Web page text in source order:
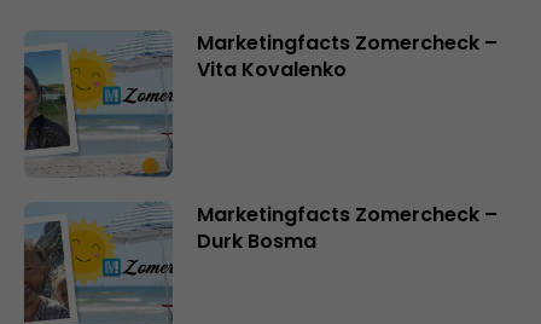
Marketingfacts Zomercheck –
Vita Kovalenko
Marketingfacts Zomercheck –
Durk Bosma